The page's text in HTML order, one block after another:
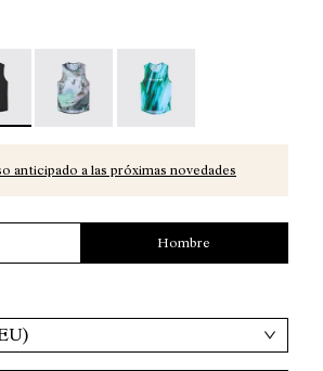
Pink - N1CMRT2-006
Tank NN Black - N1CMRT2-005 -
Race Tank Nature AI Print -
Race Tank Print -
anticipado a las próximas novedades
Hombre